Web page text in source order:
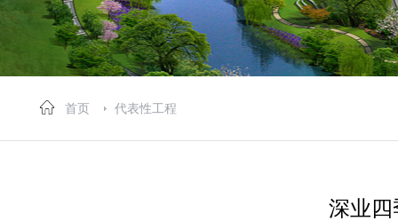
首页 代表性工程
深业